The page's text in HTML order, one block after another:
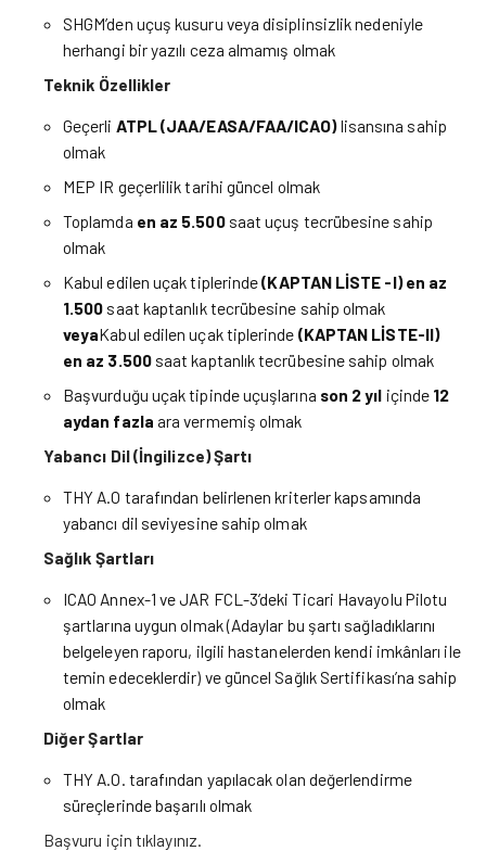
SHGM’den uçuş kusuru veya disiplinsizlik nedeniyle
herhangi bir yazılı ceza almamış olmak
Teknik Özellikler
Geçerli ATPL (JAA/EASA/FAA/ICAO)lisansına sahip
olmak
MEP IR geçerlilik tarihi güncel olmak
Toplamda en az 5.500saat uçuş tecrübesine sahip
olmak
Kabul edilen uçak tiplerinde(KAPTAN LİSTE -I) en az
1.500 saat kaptanlık tecrübesine sahip olmak
veyaKabul edilen uçak tiplerinde (KAPTAN LİSTE-II)
en az 3.500saat kaptanlık tecrübesine sahip olmak
Başvurduğu uçak tipinde uçuşlarına son 2 yıl içinde 12
aydan fazla ara vermemiş olmak
Yabancı Dil (İngilizce) Şartı
THY A.O tarafından belirlenen kriterler kapsamında
yabancı dil seviyesine sahip olmak
Sağlık Şartları
ICAO Annex-1 ve JAR FCL-3’deki Ticari Havayolu Pilotu
şartlarına uygun olmak (Adaylar bu şartı sağladıklarını
belgeleyen raporu, ilgili hastanelerden kendi imkânları ile
temin edeceklerdir) ve güncel Sağlık Sertifikası’na sahip
olmak
Diğer Şartlar
THY A.O. tarafından yapılacak olan değerlendirme
süreçlerinde başarılı olmak
Başvuru içintıklayınız.